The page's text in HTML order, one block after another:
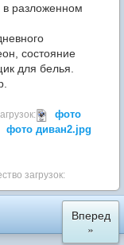
разложенном
состояние
для белья.
фото
фото диван2.jpg
загрузок:
Вперед
»